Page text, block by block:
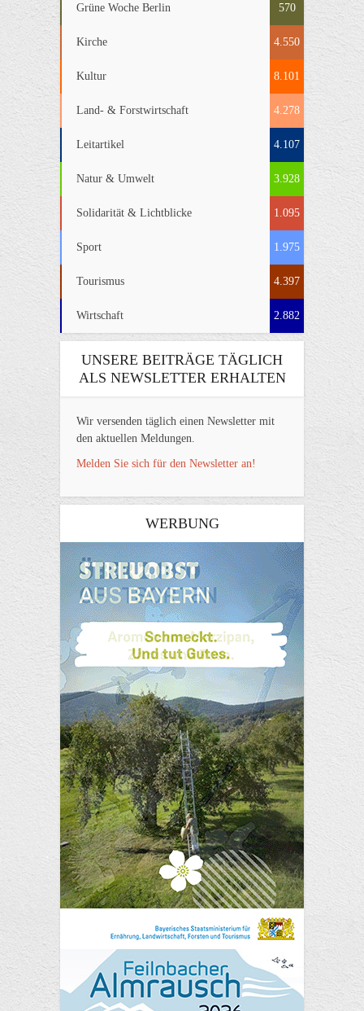
Grüne Woche Berlin 570
Kirche 4.550
Kultur 8.101
Land- & Forstwirtschaft 4.278
Leitartikel 4.107
Natur & Umwelt 3.928
Solidarität & Lichtblicke 1.095
Sport 1.975
Tourismus 4.397
Wirtschaft 2.882
UNSERE BEITRÄGE TÄGLICH
ALS NEWSLETTER ERHALTEN
Wir versenden täglich einen Newsletter mit
den aktuellen Meldungen.
Melden Sie sich für den Newsletter an!
WERBUNG